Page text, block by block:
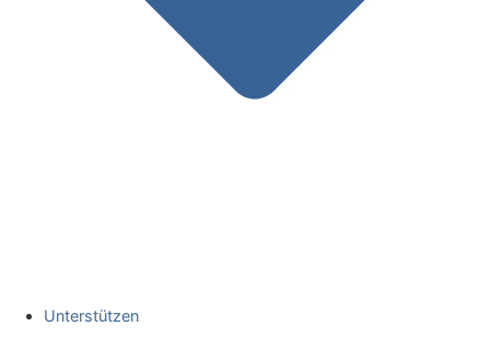
Unterstützen